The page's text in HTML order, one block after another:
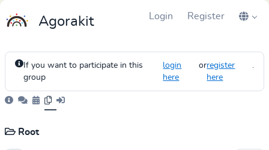
Agorakit Login Register
If you want to participate in this
group
login
here
orregister
here
.
Root